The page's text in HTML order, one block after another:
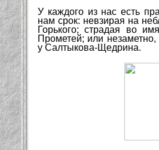
У каждого из нас есть
нам срок: невзирая на
Горького; страдая во
Прометей; или
у Салтыкова-Щедрина.